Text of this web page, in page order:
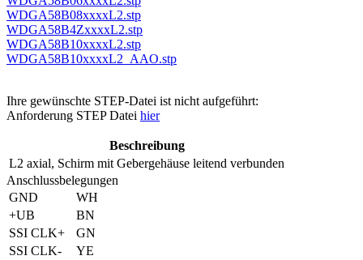
WDGA58B08xxxxL2.stp
WDGA58B4ZxxxxL2.stp
WDGA58B10xxxxL2.stp
WDGA58B10xxxxL2_AAO.stp
Ihre gewünschte STEP-Datei ist nicht aufgeführt:
Anforderung STEP Datei hier
Beschreibung
L2 axial, Schirm mit Gebergehäuse leitend verbunden
Anschlussbelegungen
GND
WH
+UB
BN
SSI CLK+
GN
SSI CLK-
YE